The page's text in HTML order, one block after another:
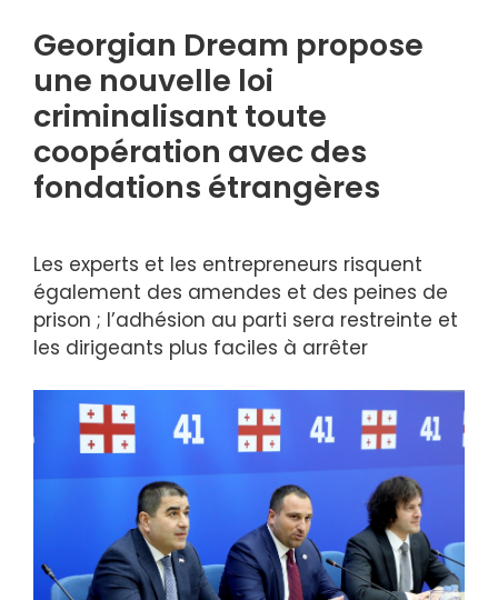
Georgian Dream propose
une nouvelle loi
criminalisant toute
coopération avec des
fondations étrangères
Les experts et les entrepreneurs risquent
également des amendes et des peines de
prison ; l’adhésion au parti sera restreinte et
les dirigeants plus faciles à arrêter